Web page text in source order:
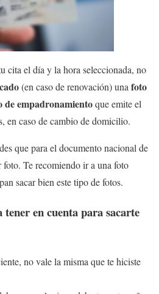
cita el día y la hora seleccionada, no
(en caso de renovación) unafoto
de empadronamientoque emite el
en caso de cambio de domicilio.
que para el documento nacional de
Te recomiendo ir a una foto
sacar bien este tipo de fotos.
tener en cuenta para sacarte
no vale la misma que te hiciste